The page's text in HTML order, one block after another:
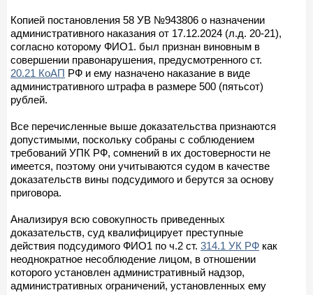
Копией постановления 58 УВ №943806 о назначении
административного наказания от 17.12.2024 (л.д. 20-21),
согласно которому ФИО1. был признан виновным в
совершении правонарушения, предусмотренного ст.
20.21 КоАП РФ и ему назначено наказание в виде
административного штрафа в размере 500 (пятьсот)
рублей.
Все перечисленные выше доказательства признаются
допустимыми, поскольку собраны с соблюдением
требований УПК РФ, сомнений в их достоверности не
имеется, поэтому они учитываются судом в качестве
доказательств вины подсудимого и берутся за основу
приговора.
Анализируя всю совокупность приведенных
доказательств, суд квалифицирует преступные
действия подсудимого ФИО1 по ч.2 ст. 314.1 УК РФ как
неоднократное несоблюдение лицом, в отношении
которого установлен административный надзор,
административных ограничений, установленных ему